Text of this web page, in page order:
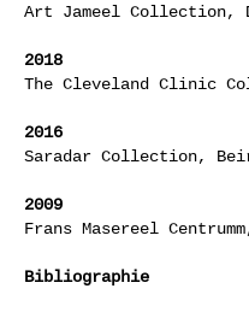
Art Jameel Collection,
2018
The Cleveland Clinic
2016
Saradar Collection,
2009
Frans Masereel
Bibliographie